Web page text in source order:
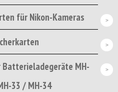
für Nikon-Kameras
Batterieladegeräte MH-
33 / MH-34